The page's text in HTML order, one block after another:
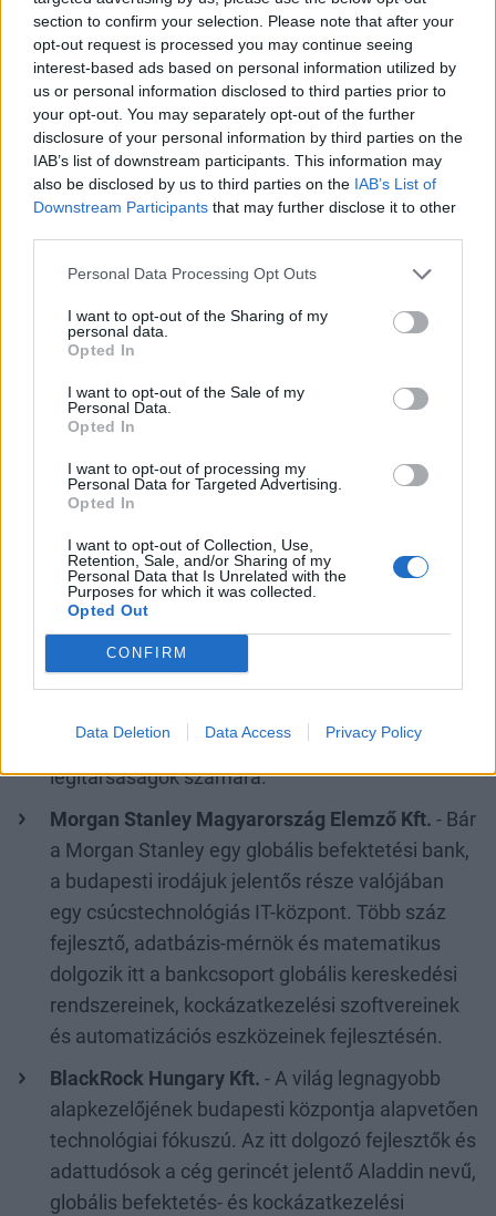
section to confirm your selection. Please note that after your
opt-out request is processed you may continue seeing
interest-based ads based on personal information utilized by
us or personal information disclosed to third parties prior to
your opt-out. You may separately opt-out of the further
disclosure of your personal information by third parties on the
IAB’s list of downstream participants. This information may
also be disclosed by us to third parties on the IAB’s List of
Downstream Participants that may further disclose it to other
Personal Data Processing Opt Outs
I want to opt-out of the Sharing of my
personal data.
Opted In
I want to opt-out of the Sale of my
Personal Data.
Opted In
I want to opt-out of processing my
Personal Data for Targeted Advertising.
Opted In
I want to opt-out of Collection, Use,
Retention, Sale, and/or Sharing of my
Personal Data that Is Unrelated with the
Purposes for which it was collected.
Opted Out
CONFIRM
Data Deletion Data Access Privacy Policy
tanácsadási szolgáltatások adják.
EPAM Systems Kft . - Az amerikai központú, de
globális szoftverfejlesztő óriás magyarországi
leányvállalata (Budapesten, Debrecenben és
Szegeden is jelen vannak). Évek óta a hazai
szoftverexport és egyedi szoftverfejlesztési piac
leányvállalatánál működik Magyarország egyik
legjelentősebb infokommunikációs kutató-
fejlesztő központja. Bár a globális anyacég
távközlési profilú, a hazai entitás alapvetően
rendszerek és 5G/6G szoftverek programozását
végzi.
Lufthansa Systems Hungária Kft.
légiközlekedési informatika egyik globális
központja Budapesten és Szegeden működik.
Tisztán szoftverfejlesztéssel és
repülésbiztonsági, menetrend-optimalizáló
Lufthansa-csoport és más nemzetközi
légitársaságok számára.
Morgan Stanley Magyarország Elemző Kft. - Bár
a Morgan Stanley egy globális befektetési bank,
a budapesti irodájuk jelentős része valójában
egy csúcstechnológiás IT-központ. Több száz
fejlesztő, adatbázis-mérnök és matematikus
dolgozik itt a bankcsoport globális kereskedési
rendszereinek, kockázatkezelési szoftvereinek
és automatizációs eszközeinek fejlesztésén.
BlackRock Hungary Kft. - A világ legnagyobb
alapkezelőjének budapesti központja alapvetően
technológiai fókuszú. Az itt dolgozó fejlesztők és
adattudósok a cég gerincét jelentő Aladdin nevű,
globális befektetés- és kockázatkezelési